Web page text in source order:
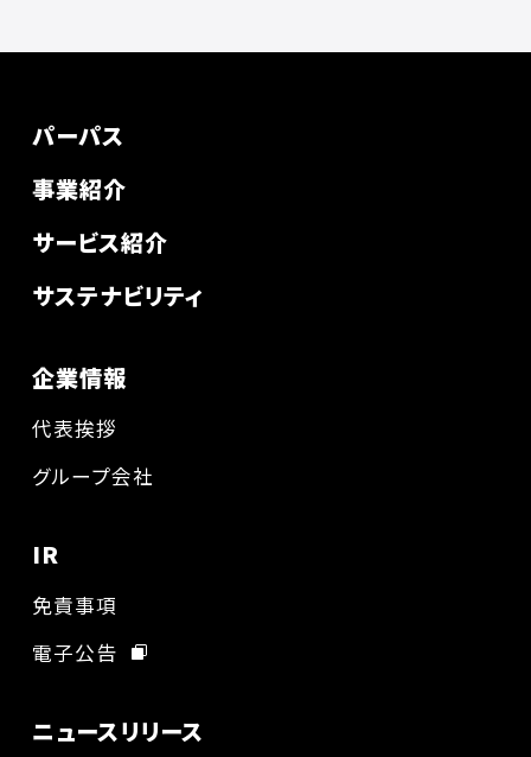
パーパス
事業紹介
サービス紹介
サステナビリティ
企業情報
代表挨拶
グループ会社
IR
免責事項
電子公告
ニュースリリース